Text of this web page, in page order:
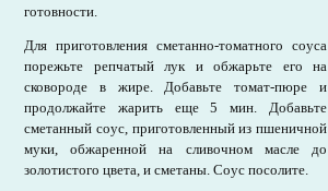
готовности.
Для приготовления сметанно-томатного соуса
порежьте репчатый лук и обжарьте его на
сковороде в жире. Добавьте томат-пюре и
продолжайте жарить еще 5 мин. Добавьте
сметанный соус, приготовленный из пшеничной
муки, обжаренной на сливочном масле до
золотистого цвета, и сметаны. Соус посолите.